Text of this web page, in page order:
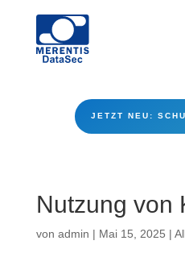
JETZT NEU:
Nutzung von
von admin | Mai 15, 2025 |